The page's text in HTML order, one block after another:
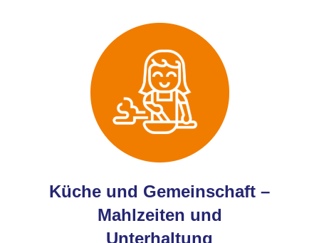
Küche und Gemeinschaft –
Mahlzeiten und
Unterhaltung